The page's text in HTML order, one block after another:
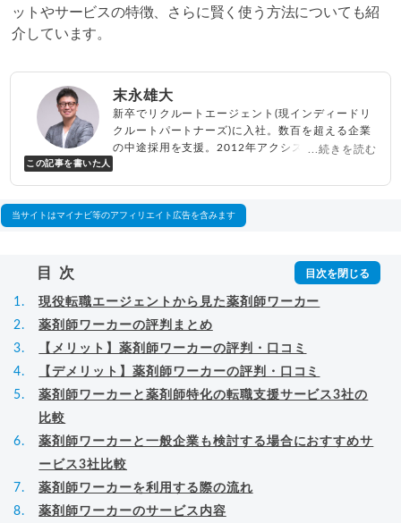
ットやサービスの特徴、さらに賢く使う方法についても紹
介しています。
この記事を書いた人
末永雄大
新卒でリクルートエージェント(現インディードリ
クルートパートナーズ)に入社。数百を超える企業
の中途採用を支援。2012年アクシス(株)設立、代
べらない転職エージェント
...続きを読む
当サイトはマイナビ等のアフィリエイト広告を含みます
目次
現役転職エージェントから見た薬剤師ワーカー
薬剤師ワーカーの評判まとめ
【メリット】薬剤師ワーカーの評判・口コミ
【デメリット】薬剤師ワーカーの評判・口コミ
薬剤師ワーカーと薬剤師特化の転職支援サービス3社の
比較
薬剤師ワーカーと一般企業も検討する場合におすすめサ
ービス3社比較
薬剤師ワーカーを利用する際の流れ
薬剤師ワーカーのサービス内容